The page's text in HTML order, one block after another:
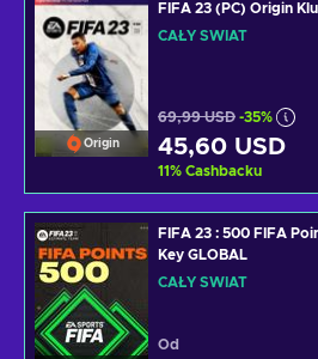
Origin
FIFA 23 (PC) Origin
CAŁY ŚWIAT
69,99 USD -35%
45,60 USD
11% Cashbacku
FIFA 23 : 500 FIFA
Key GLOBAL
CAŁY ŚWIAT
Od